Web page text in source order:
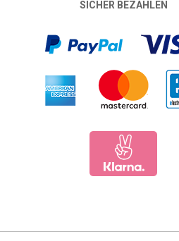
SICHER BEZAHLEN